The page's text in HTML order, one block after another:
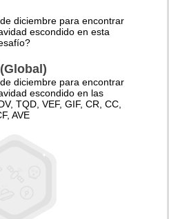
diciembre para encontrar
escondido en esta
diciembre para encontrar
escondido en las
TQD, VEF, GIF, CR, CC,
AVE